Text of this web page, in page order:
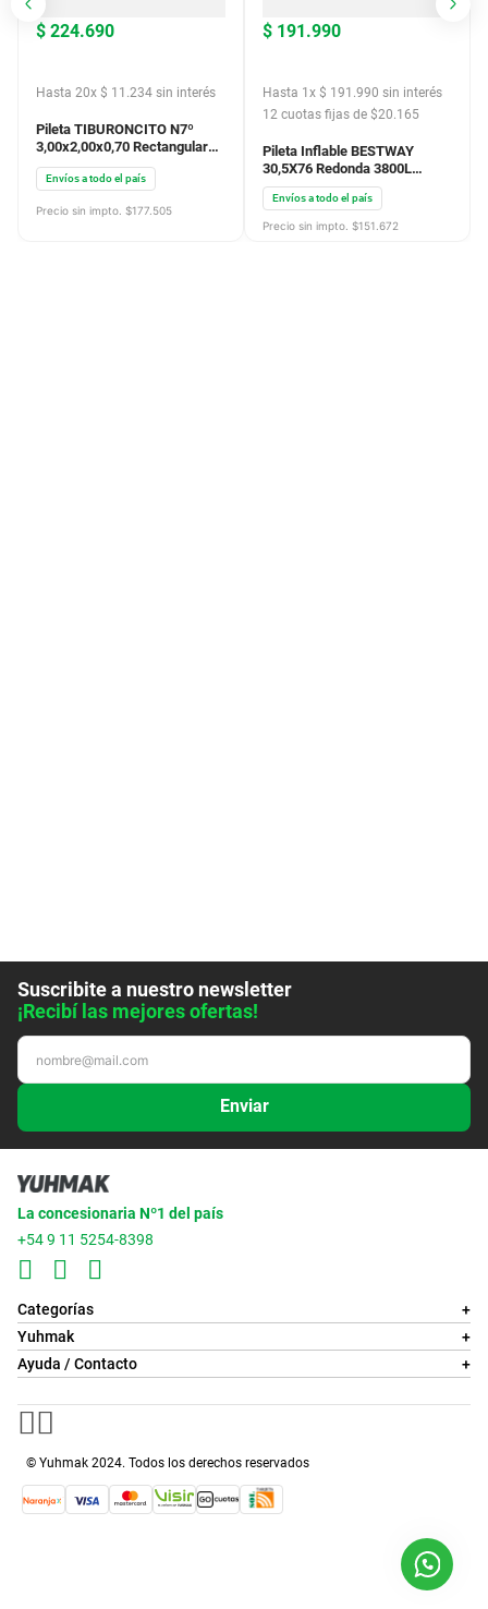
$ 224.690
Hasta 20x $ 11 .234 sin interés
Pileta TIBURONCITO N7º
3,00x2,00x0,70 Rectangular
4200L
Envíos a todo el país
Precio sin impto. $177.505
$ 191.990
Hasta 1 x $ 191 .990 sin interés
12 cuotas fijas de $20.165
Pileta Inflable BESTWAY
30,5X76 Redonda 3800L
Bomba Base Barre Fondo
Envíos a todo el país
Precio sin impto. $151.672
Suscribite a nuestro newsletter
¡Recibí las mejores ofertas!
Enviar
La concesionaria Nº1 del país
+54 9 11 5254-8398
Categorías
+
Yuhmak
+
Ayuda / Contacto
+
© Yuhmak 2024. Todos los derechos reservados